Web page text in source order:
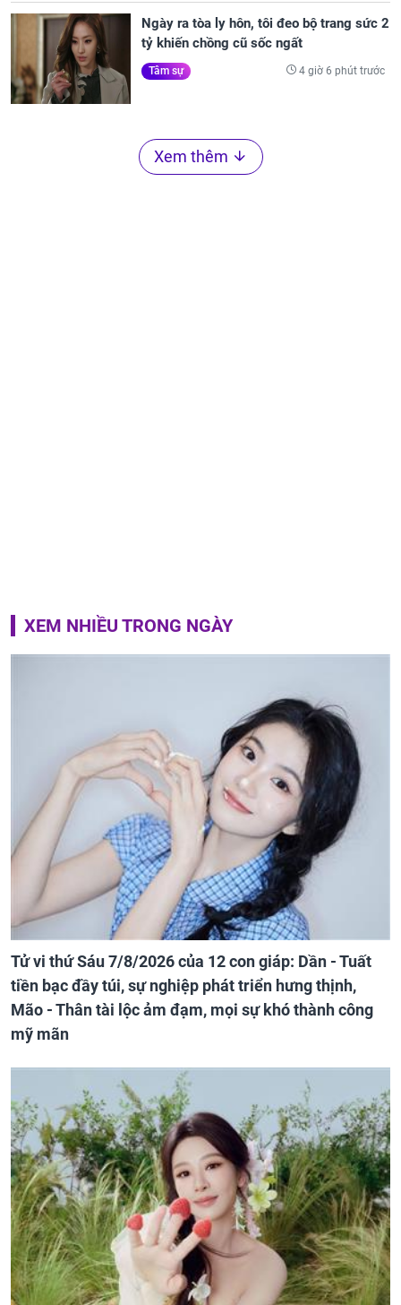
Ngày ra tòa ly hôn, tôi đeo bộ trang sức 2
tỷ khiến chồng cũ sốc ngất
Tâm sự 4 giờ 6 phút trước
Xem thêm
XEM NHIỀU TRONG NGÀY
Tử vi thứ Sáu 7/8/2026 của 12 con giáp: Dần - Tuất
tiền bạc đầy túi, sự nghiệp phát triển hưng thịnh,
Mão - Thân tài lộc ảm đạm, mọi sự khó thành công
mỹ mãn